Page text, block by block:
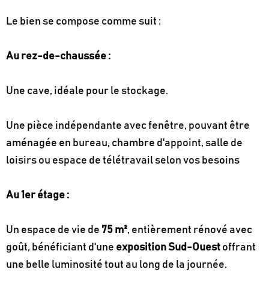
Le bien se compose comme suit :
Au rez-de-chaussée :
Une cave, idéale pour le stockage.
Une pièce indépendante avec fenêtre, pouvant être
aménagée en bureau, chambre d'appoint, salle de
loisirs ou espace de télétravail selon vos besoins
Au 1er étage :
Un espace de vie de 75 m², entièrement rénové avec
goût, bénéficiant d'une exposition Sud-Ouest offrant
une belle luminosité tout au long de la journée.